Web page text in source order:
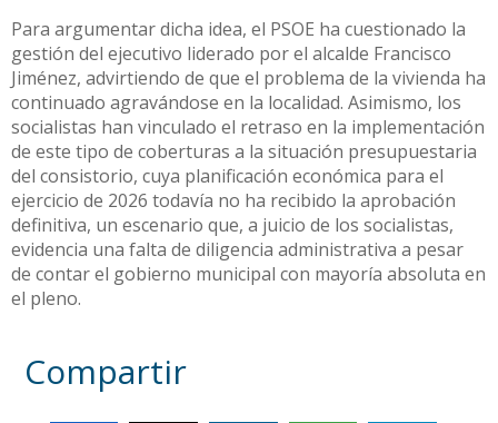
Para argumentar dicha idea, el PSOE ha cuestionado la
gestión del ejecutivo liderado por el alcalde Francisco
Jiménez, advirtiendo de que el problema de la vivienda ha
continuado agravándose en la localidad. Asimismo, los
socialistas han vinculado el retraso en la implementación
de este tipo de coberturas a la situación presupuestaria
del consistorio, cuya planificación económica para el
ejercicio de 2026 todavía no ha recibido la aprobación
definitiva, un escenario que, a juicio de los socialistas,
evidencia una falta de diligencia administrativa a pesar
de contar el gobierno municipal con mayoría absoluta en
el pleno.
Compartir